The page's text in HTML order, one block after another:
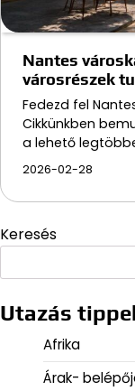
Nantes
városrészek
Fedezd fel
Cikkünkben
a lehető
2026-02-28
Keresés
Utazás
Afrika
Árak-